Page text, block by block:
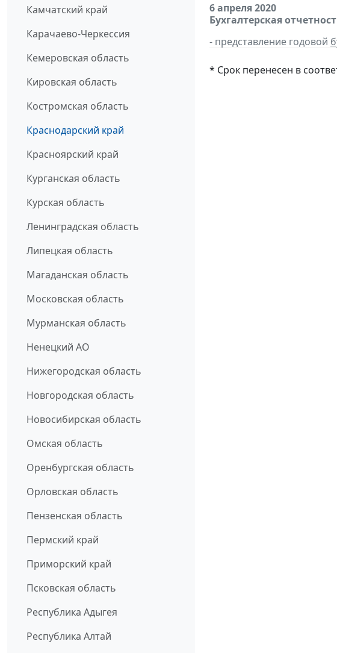
Камчатский край
Карачаево-Черкессия
Кемеровская область
Кировская область
Костромская область
Краснодарский край
Красноярский край
Курганская область
Курская область
Ленинградская область
Липецкая область
Магаданская область
Московская область
Мурманская область
Ненецкий АО
Нижегородская область
Новгородская область
Новосибирская область
Омская область
Оренбургская область
Орловская область
Пензенская область
Пермский край
Приморский край
Псковская область
Республика Адыгея
Республика Алтай
6 апреля 2020
Бухгалтерская
- представление годовой
* Срок перенесен в